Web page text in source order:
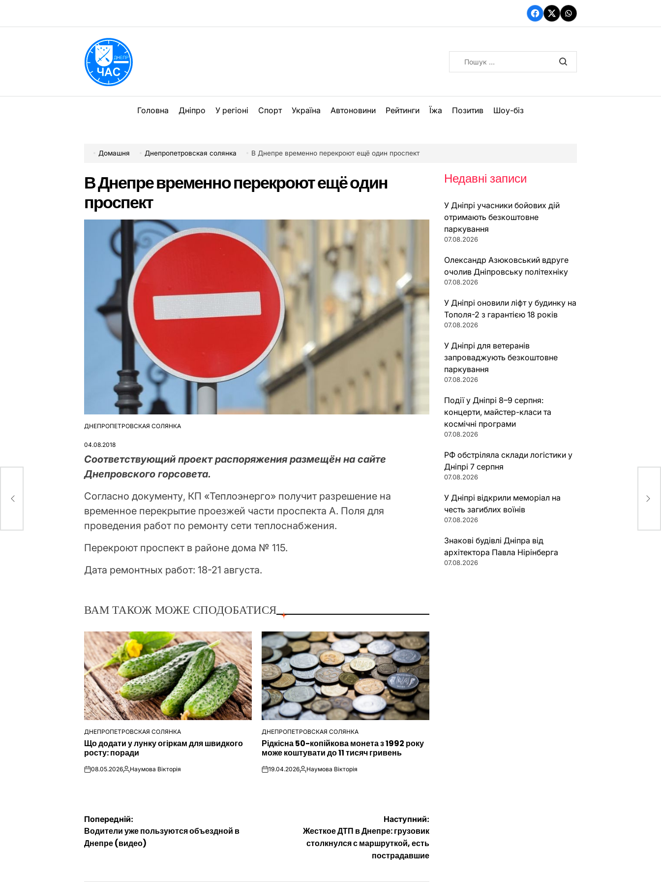
вмісту
Facebook
TwitterWhatsApp
Головна Дніпро У регіоні Спорт Україна Автоновини Рейтинги Їжа Позитив Шоу-біз
Домашня Днепропетровская солянка В Днепре временно перекроют ещё один проспект
В Днепре временно перекроют ещё один
проспект
ОПУБЛІКУВАТИ
ДНЕПРОПЕТРОВСКАЯ СОЛЯНКА
04.08.2018
Соответствующий проект распоряжения размещён на сайте
Днепровского горсовета.
Согласно документу, КП «Теплоэнерго» получит разрешение на
временное перекрытие проезжей части проспекта А. Поля для
проведения работ по ремонту сети теплоснабжения.
Перекроют проспект в районе дома № 115.
Дата ремонтных работ: 18-21 августа.
ВАМ ТАКОЖ МОЖЕ СПОДОБАТИСЯ
ОПУБЛІКУВАТИ
У
ДНЕПРОПЕТРОВСКАЯ СОЛЯНКА
Що додати у лунку огіркам для швидкого
росту: поради
on08.05.2026Опубліковано
Наумова Вікторія
ОПУБЛІКУВАТИ
У
ДНЕПРОПЕТРОВСКАЯ СОЛЯНКА
Рідкісна 50-копійкова монета з 1992 року
може коштувати до 11 тисяч гривень
on19.04.2026Опубліковано
Наумова Вікторія
Навігація
записів
Попередній:
Водители уже пользуются объездной в
Днепре (видео)
Наступний:
Жесткое ДТП в Днепре: грузовик
столкнулся с маршруткой, есть
пострадавшие
Недавні записи
У Дніпрі учасники бойових дій
отримають безкоштовне
паркування
07.08.2026
Олександр Азюковський вдруге
очолив Дніпровську політехніку
07.08.2026
У Дніпрі оновили ліфт у будинку на
Тополя-2 з гарантією 18 років
07.08.2026
У Дніпрі для ветеранів
запроваджують безкоштовне
паркування
07.08.2026
Події у Дніпрі 8–9 серпня:
концерти, майстер-класи та
космічні програми
07.08.2026
РФ обстріляла склади логістики у
Дніпрі 7 серпня
07.08.2026
У Дніпрі відкрили меморіал на
честь загиблих воїнів
07.08.2026
Знакові будівлі Дніпра від
архітектора Павла Нірінберга
07.08.2026